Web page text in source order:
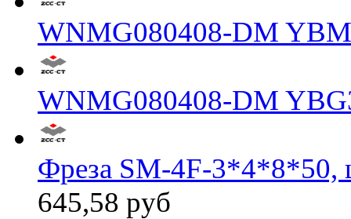
WNMG080408-DM
WNMG080408-DM
Фреза SM-4F-3*4*8*50,
645,58 руб